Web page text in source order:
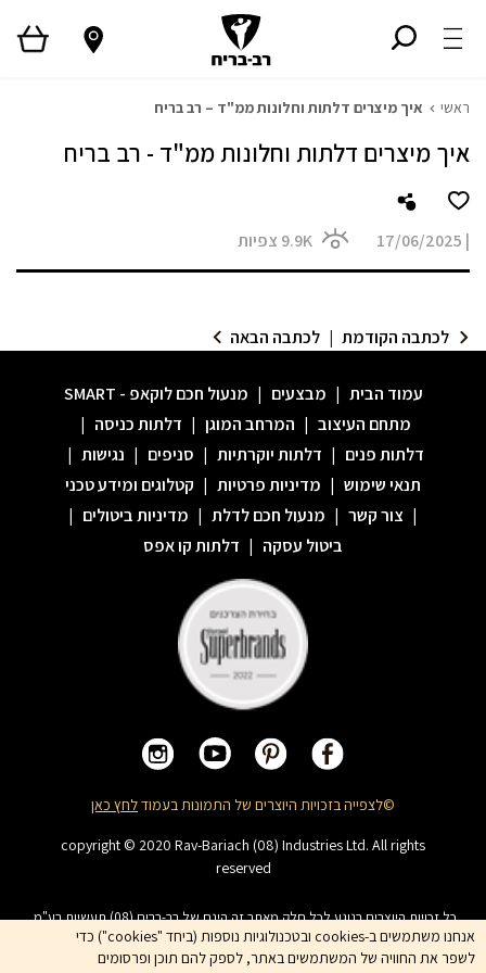
ראשי איך מיצרים דלתות וחלונות ממ"ד – רב בריח
איך מיצרים דלתות וחלונות ממ"ד - רב בריח
|
17/06/2025
9.9K צפיות
לכתבה הקודמת | לכתבה הבאה
עמוד הבית | מבצעים | מנעול חכם לוקאפ - SMART
מתחם העיצוב | המרחב המוגן | דלתות כניסה |
דלתות פנים | דלתות יוקרתיות | סניפים | נגישות |
תנאי שימוש | מדיניות פרטיות | קטלוגים ומידע טכני
| צור קשר | מנעול חכם לדלת | מדיניות ביטולים |
ביטול עסקה | דלתות קו אפס
©לצפייה בזכויות היוצרים של התמונות בעמודלחץ כאן
copyright © 2020 Rav-Bariach (08) Industries Ltd. All rights
reserved
כל זכויות היוצרים בנוגע לכל חלק מאתר זה הינם של רב-בריח (08) תעשיות בע"מ.
האתר מיועד לצפייה בלבד. העתקה, הפצה, שיכפול, פרסום, הצגה, שידור, שינוי, ביצוע
יצירות נגזרות בתוכן המופיע באתר אסור. שמות המוצרים, החברות, השירותים הינם
אנחנו משתמשים ב-cookies ובטכנולוגיות נוספות (ביחד "cookies") כדי
לשפר את החוויה של המשתמשים באתר, לספק להם תוכן ופרסומים